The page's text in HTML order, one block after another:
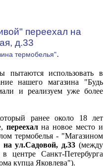
переехал на
д.33
термобелья".
пытаются использовать в
нашего магазина "Будь
и реализуем уже более
ранее около 18 лет
переехална новое место и
термобелья - "Магазином
на ул.Садовой, д.33 (между
Санкт-Петербурга
купца Яковлева").